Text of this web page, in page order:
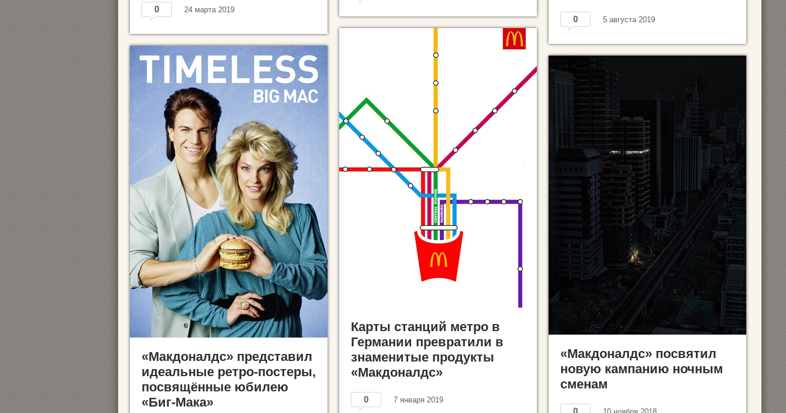
0 5 августа 2019
0 24 марта 2019
Карты станций метро в
Германии превратили в
знаменитые продукты
«Макдоналдс»
0 7 января 2019
«Макдоналдс» представил
идеальные ретро-постеры,
посвящённые юбилею
«Биг-Мака»
«Макдоналдс» посвятил
новую кампанию ночным
сменам
0